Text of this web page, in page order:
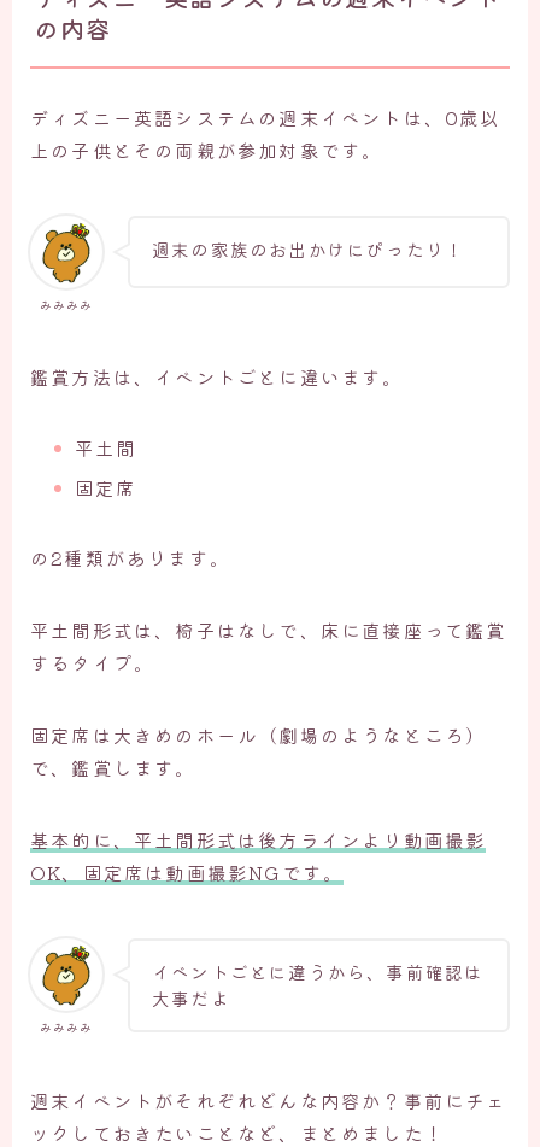
の内容
ディズニー英語システムの週末イベントは、0歳以
上の子供とその両親が参加対象です。
みみみみ
週末の家族のお出かけにぴったり！
鑑賞方法は、イベントごとに違います。
平土間
固定席
の2種類があります。
平土間形式は、椅子はなしで、床に直接座って鑑賞
するタイプ。
固定席は大きめのホール（劇場のようなところ）
で、鑑賞します。
基本的に、平土間形式は後方ラインより動画撮影
OK、固定席は動画撮影NGです。
みみみみ
イベントごとに違うから、事前確認は
大事だよ
週末イベントがそれぞれどんな内容か？事前にチェ
ックしておきたいことなど、まとめました！